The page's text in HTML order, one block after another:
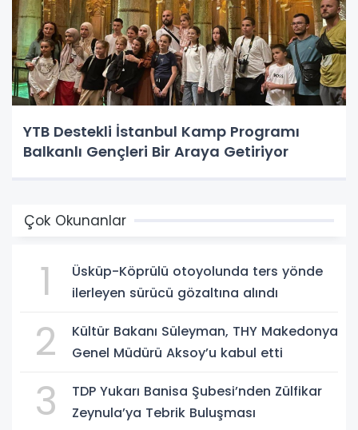
YTB Destekli İstanbul Kamp Programı
Balkanlı Gençleri Bir Araya Getiriyor
Çok Okunanlar
1
Üsküp-Köprülü otoyolunda ters yönde
ilerleyen sürücü gözaltına alındı
2
Kültür Bakanı Süleyman, THY Makedonya
Genel Müdürü Aksoy’u kabul etti
3
TDP Yukarı Banisa Şubesi’nden Zülfikar
Zeynula’ya Tebrik Buluşması